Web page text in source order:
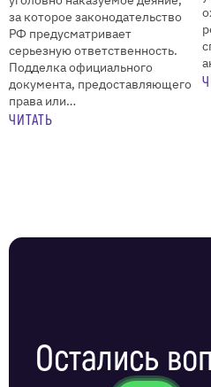
за которое законодательство
РФ предусматривает
серьезную ответственность.
Подделка официального
документа, предоставляющего
права или…
ЧИТАТЬ
Остались